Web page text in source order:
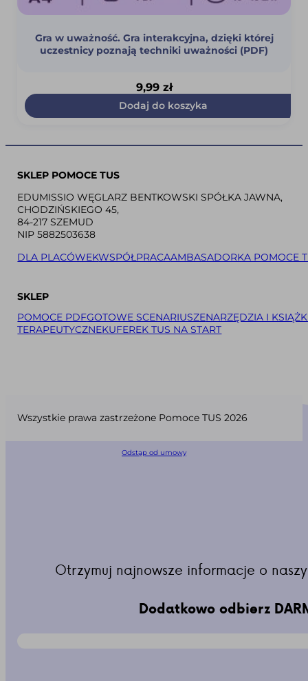
Gra w uważność. Gra interakcyjna, dzięki której
uczestnicy poznają techniki uważności (PDF)
9,99 zł
Dodaj do koszyka
SKLEP POMOCE TUS
EDUMISSIO WĘGLARZ BENTKOWSKI SPÓŁKA JAWNA,
CHODZIŃSKIEGO 45,
84-217 SZEMUD
NIP 5882503638
DLA PLACÓWEKWSPÓŁPRACAAMBASADORKA POMOCE
SKLEP
POMOCE PDFGOTOWE SCENARIUSZENARZĘDZIA I
TERAPEUTYCZNEKUFEREK TUS NA START
Wszystkie prawa zastrzeżone Pomoce TUS 2026
Odstąp od umowy
Otrzymuj najnowsze informacje o
Dodatkowo odbierz